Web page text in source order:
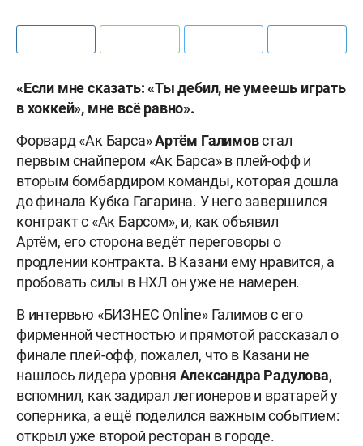
«Если мне сказать: «Ты дебил, не умеешь играть
в хоккей», мне всё равно».
Форвард «Ак Барса»Артём Галимовстал
первым снайпером «Ак Барса» в плей-офф и
вторым бомбардиром команды, которая дошла
до финала Кубка Гагарина. У него завершился
контракт с «Ак Барсом», и, как объявил
Артём, его сторона ведёт переговоры о
продлении контракта. В Казани ему нравится, а
пробовать силы в НХЛ он уже не намерен.
В интервью «БИЗНЕС Online» Галимов с его
фирменной честностью и прямотой рассказал о
финале плей-офф, пожалел, что в Казани не
нашлось лидера уровня Александра Радулова,
вспомнил, как задирал легионеров и вратарей у
соперника, а ещё поделился важным событием:
открыл уже второй ресторан в городе.